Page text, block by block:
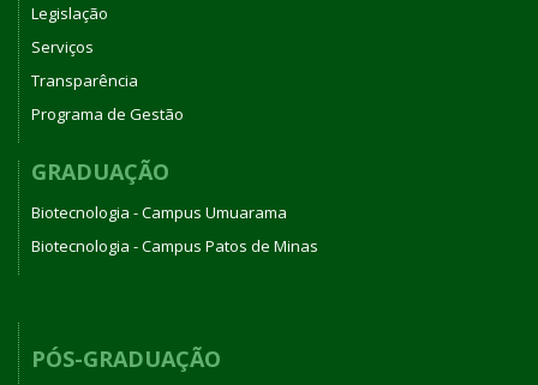
Legislação
Serviços
Transparência
Programa de Gestão
GRADUAÇÃO
Biotecnologia - Campus Umuarama
Biotecnologia - Campus Patos de Minas
PÓS-GRADUAÇÃO